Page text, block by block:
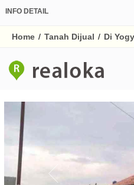
INFO DETAIL
Home / Tanah Dijual / Di